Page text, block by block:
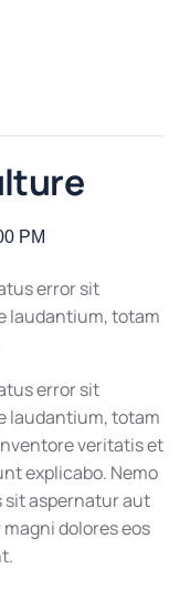
PM
error sit
laudantium, totam
error sit
laudantium, totam
veritatis et
explicabo. Nemo
sit aspernatur aut
dolores eos